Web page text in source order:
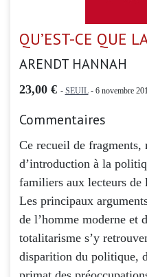
QU’EST-CE QUE
ARENDT HANNAH
23,00 € - SEUIL- 6 novembre
Commentaires
Ce recueil de fragments,
d’introduction à la
familiers aux lecteurs de
Les principaux
de l’homme moderneet
totalitarismes’y
disparition du politique,